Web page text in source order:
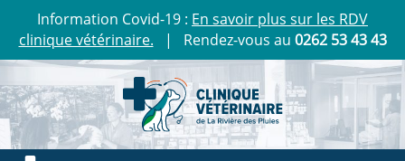
Information Covid-19 : En savoir plus sur les RDV
clinique vétérinaire. | Rendez-vous au 0262 53 43 43